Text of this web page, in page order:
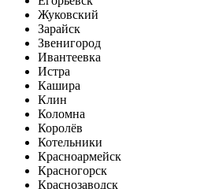
Жуковский
Зарайск
Звенигород
Ивантеевка
Истра
Кашира
Клин
Коломна
Королёв
Котельники
Красноармейск
Красногорск
Краснозаводск